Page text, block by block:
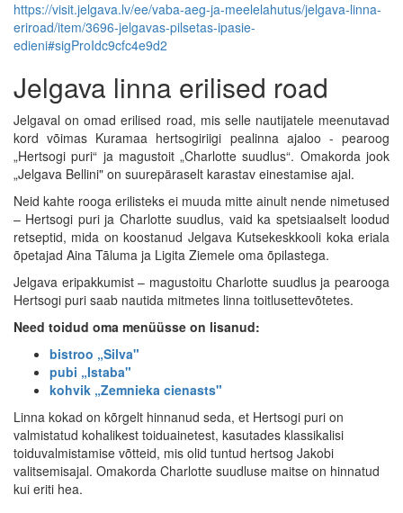
https://visit.jelgava.lv/ee/vaba-aeg-ja-meelelahutus/jelgava-linna-
eriroad/item/3696-jelgavas-pilsetas-ipasie-
edieni#sigProIdc9cfc4e9d2
Jelgava linna erilised road
Jelgaval on omad erilised road, mis selle nautijatele meenutavad
kord võimas Kuramaa hertsogiriigi pealinna ajaloo - pearoog
„Hertsogi puri“ ja magustoit „Charlotte suudlus“. Omakorda jook
„Jelgava Bellini" on suurepäraselt karastav einestamise ajal.
Neid kahte rooga erilisteks ei muuda mitte ainult nende nimetused
– Hertsogi puri ja Charlotte suudlus, vaid ka spetsiaalselt loodud
retseptid, mida on koostanud Jelgava Kutsekeskkooli koka eriala
õpetajad Aina Tāluma ja Ligita Ziemele oma õpilastega.
Jelgava eripakkumist – magustoitu Charlotte suudlus ja pearooga
Hertsogi puri saab nautida mitmetes linna toitlusettevõtetes.
Need toidud oma menüüsse on lisanud:
bistroo „Silva"
pubi „Istaba"
kohvik „Zemnieka cienasts"
Linna kokad on kõrgelt hinnanud seda, et Hertsogi puri on
valmistatud kohalikest toiduainetest, kasutades klassikalisi
toiduvalmistamise võtteid, mis olid tuntud hertsog Jakobi
valitsemisajal. Omakorda Charlotte suudluse maitse on hinnatud
kui eriti hea.